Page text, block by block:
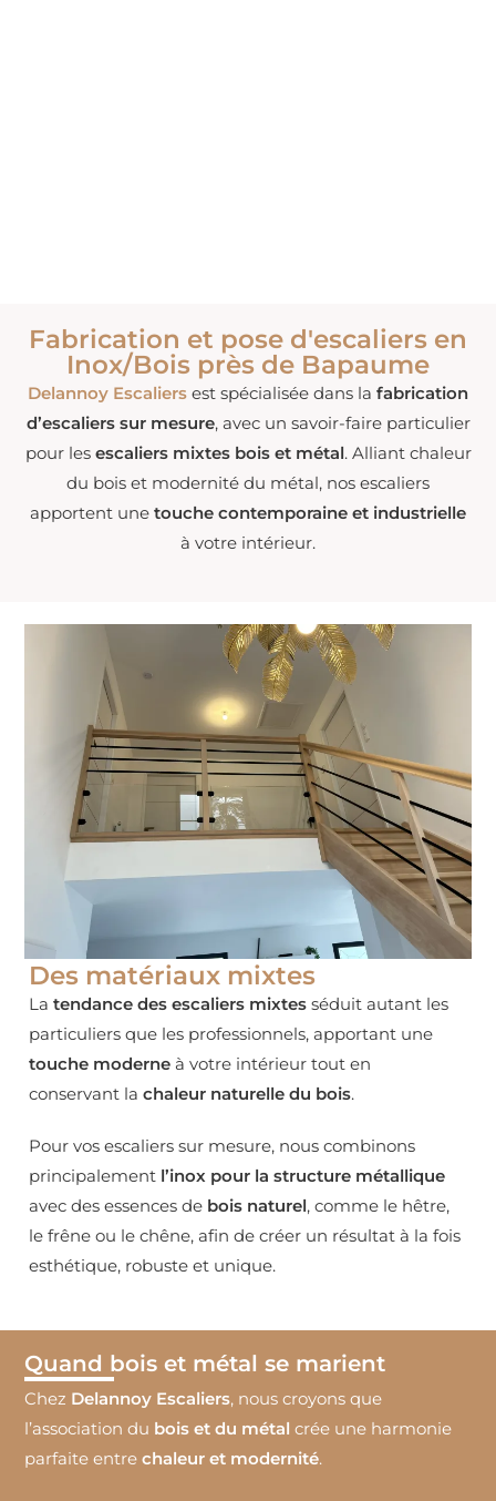
Fabrication et pose d'escaliers en
Inox/Bois près de Bapaume
Delannoy Escaliers est spécialisée dans la fabrication
d’escaliers sur mesure, avec un savoir-faire particulier
pour les escaliers mixtes bois et métal. Alliant chaleur
du bois et modernité du métal, nos escaliers
apportent une touche contemporaine et industrielle
à votre intérieur.
Des matériaux mixtes
Latendance des escaliers mixtes séduit autant les
particuliers que les professionnels, apportant une
touche moderne à votre intérieur tout en
conservant lachaleur naturelle du bois.
Pour vos escaliers sur mesure, nous combinons
principalement l’inox pour la structure métallique
avec des essences de bois naturel, comme le hêtre,
le frêne ou le chêne, afin de créer un résultat à la fois
esthétique, robuste et unique.
Quand bois et métal se marient
Chez Delannoy Escaliers, nous croyons que
l’association du bois et du métal crée une harmonie
parfaite entrechaleur et modernité.